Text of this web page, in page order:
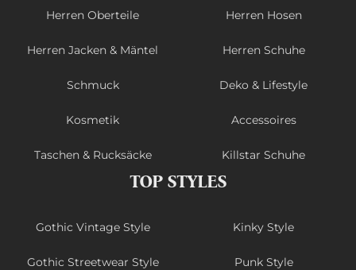
Herren Oberteile Herren Hosen
Herren Jacken & Mäntel Herren Schuhe
Schmuck Deko & Lifestyle
Kosmetik Accessoires
Taschen & Rucksäcke Killstar Schuhe
TOP STYLES
Gothic Vintage Style Kinky Style
Gothic Streetwear Style Punk Style